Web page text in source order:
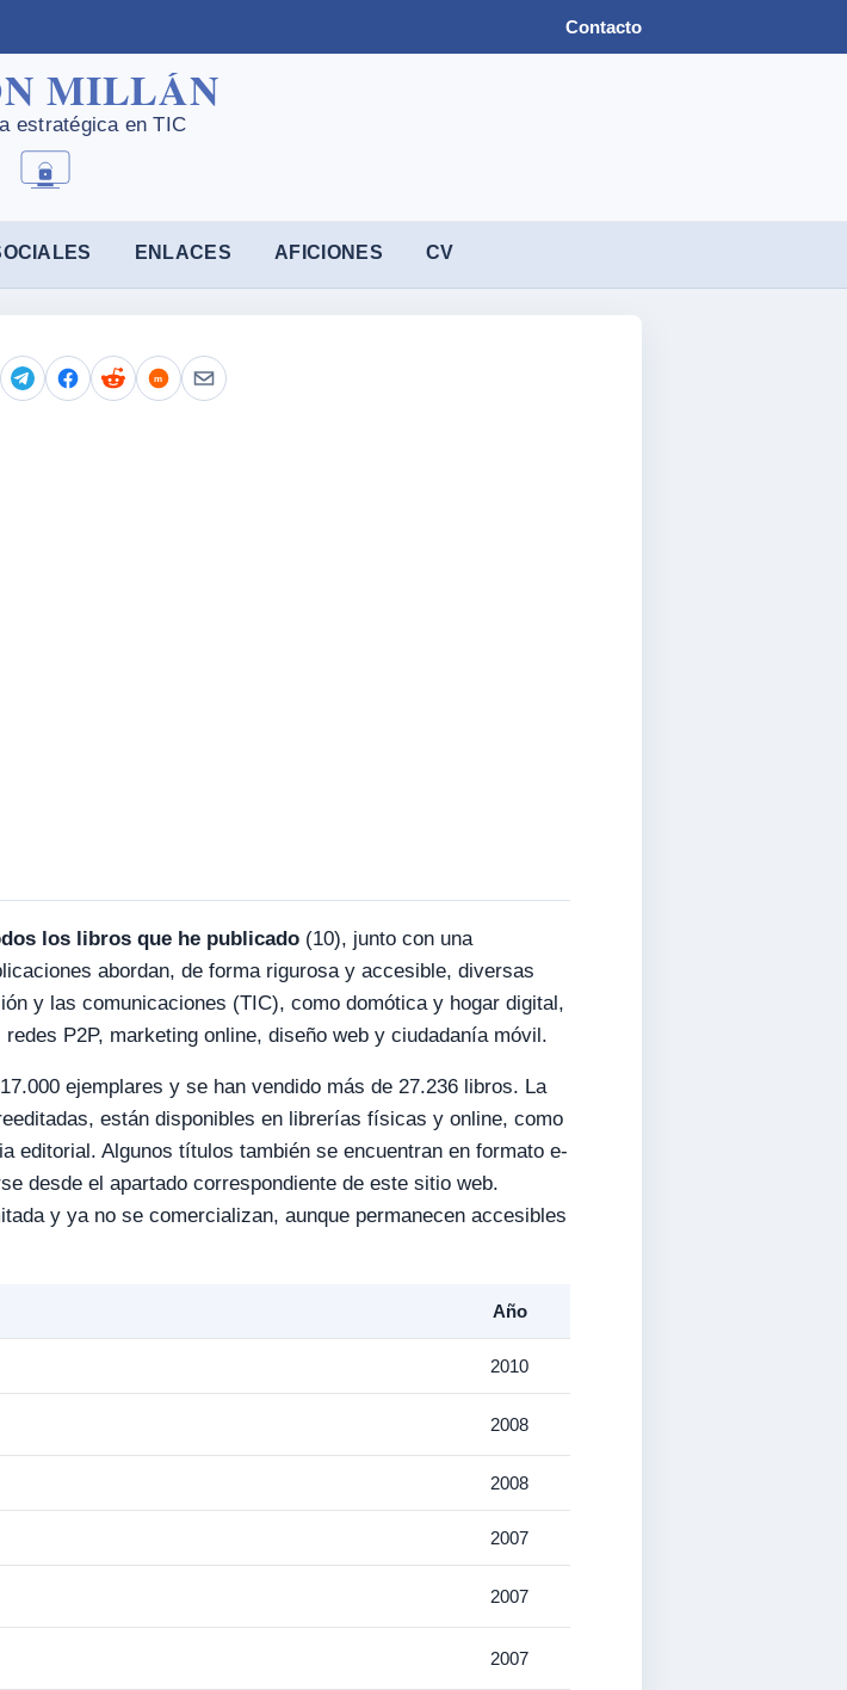
Contacto
ENLACES AFICIONES CV
los libros que he publicado (10), junto con una
abordan, de forma rigurosa y accesible, diversas
y las comunicaciones (TIC), como domótica y hogar digital,
P2P, marketing online, diseño web y ciudadanía móvil.
ejemplares y se han vendido más de 27.236 libros. La
están disponibles en librerías físicas y online, como
editorial. Algunos títulos también se encuentran en formato e-
desde el apartado correspondiente de este sitio web.
y ya no se comercializan, aunque permanecen accesibles
Año
2010
2008
2008
2007
2007
2007